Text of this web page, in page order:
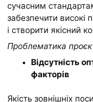
сучасним
забезпечити високі
і створити якісний
Проблематика
Відсутність
факторів
Якість зовнішніх